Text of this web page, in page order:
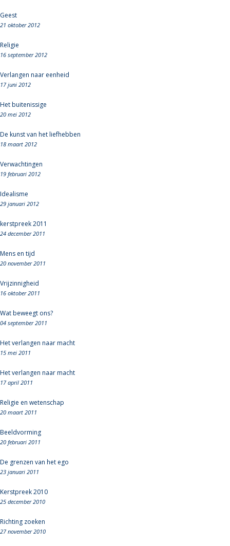
Geest
21 oktober 2012
Religie
16 september 2012
Verlangen naar eenheid
17 juni 2012
Het buitenissige
20 mei 2012
De kunst van het liefhebben
18 maart 2012
Verwachtingen
19 februari 2012
Idealisme
29 januari 2012
kerstpreek 2011
24 december 2011
Mens en tijd
20 november 2011
Vrijzinnigheid
16 oktober 2011
Wat beweegt ons?
04 september 2011
Het verlangen naar macht
15 mei 2011
Het verlangen naar macht
17 april 2011
Religie en wetenschap
20 maart 2011
Beeldvorming
20 februari 2011
De grenzen van het ego
23 januari 2011
Kerstpreek 2010
25 december 2010
Richting zoeken
27 november 2010